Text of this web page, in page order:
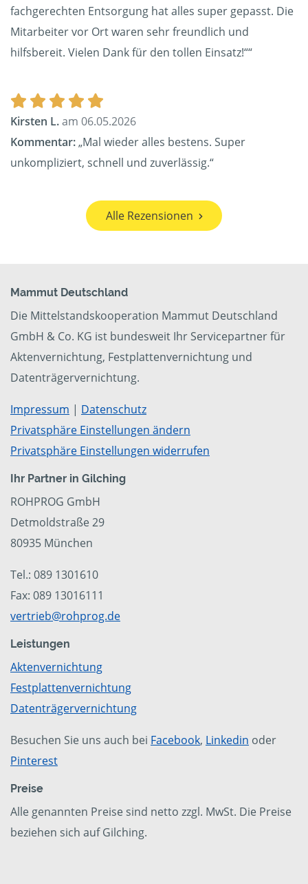
fachgerechten Entsorgung hat alles super gepasst. Die
Mitarbeiter vor Ort waren sehr freundlich und
hilfsbereit. Vielen Dank für den tollen Einsatz!““
Kirsten L.am 06.05.2026
Kommentar:„Mal wieder alles bestens. Super
unkompliziert, schnell und zuverlässig.“
Alle Rezensionen
Mammut Deutschland
Die Mittelstandskooperation Mammut Deutschland
GmbH & Co. KG ist bundesweit Ihr Servicepartner für
Aktenvernichtung, Festplattenvernichtung und
Datenträgervernichtung.
Impressum | Datenschutz
Privatsphäre Einstellungen ändern
Privatsphäre Einstellungen widerrufen
Ihr Partner in Gilching
ROHPROG GmbH
Detmoldstraße 29
80935 München
Tel.: 089 1301610
Fax: 089 13016111
vertrieb@rohprog.de
Leistungen
Aktenvernichtung
Festplattenvernichtung
Datenträgervernichtung
Besuchen Sie uns auch bei Facebook, Linkedin oder
Pinterest
Preise
Alle genannten Preise sind netto zzgl. MwSt. Die Preise
beziehen sich auf Gilching.